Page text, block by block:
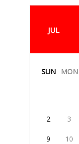
JUL
SUN MON
2 3
9 10